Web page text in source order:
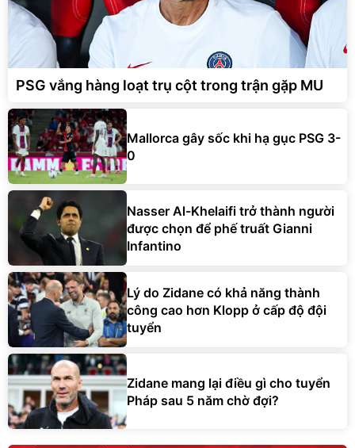
PSG vắng hàng loạt trụ cột trong trận gặp MU
Mallorca gây sốc khi hạ gục PSG 3-
0
Nasser Al-Khelaifi trở thành người
được chọn để phế truất Gianni
Infantino
Lý do Zidane có khả năng thành
công cao hơn Klopp ở cấp độ đội
tuyển
Zidane mang lại điều gì cho tuyển
Pháp sau 5 năm chờ đợi?